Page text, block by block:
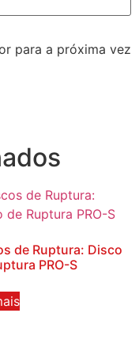
para a próxima vez
de Ruptura: Disco
PRO-S